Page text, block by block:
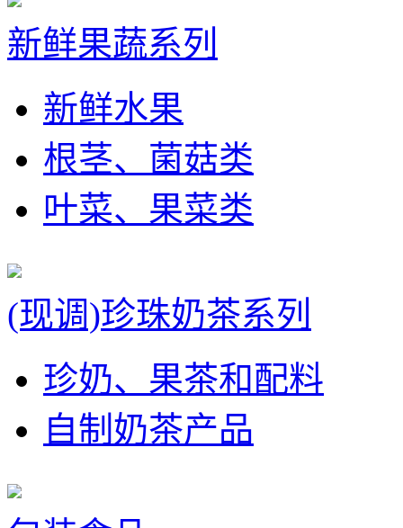
新鲜果蔬系列
新鲜水果
根茎、菌菇类
叶菜、果菜类
(现调)珍珠奶茶系列
珍奶、果茶和配料
自制奶茶产品